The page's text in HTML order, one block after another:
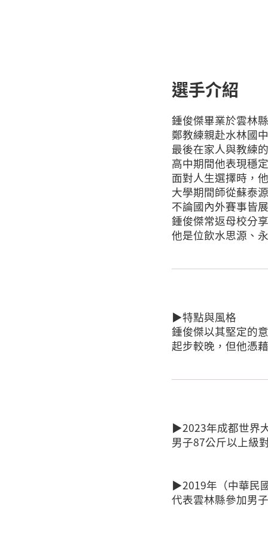
選手介紹
鍾俊傑畢業於雲林
鄭教練親赴水林國
最後在家人與教練
高中期間他表現穩
面對人生選擇時，
大學期間師從蘇泰
不論國內外賽事皆
鍾俊傑常返母校分
他是位飲水思源、
▶特點與風格
鍾俊傑以其堅定的
起步較晚，但他憑
▶2023年成都世界
男子87公斤以上級
▶2019年（中華民
代表雲林縣參加男